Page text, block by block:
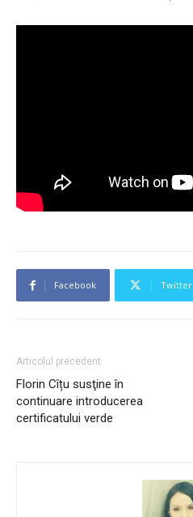
Facebook Twitter
Articolul precedent
Florin Cîțu susţine în
continuare introducerea
certificatului verde